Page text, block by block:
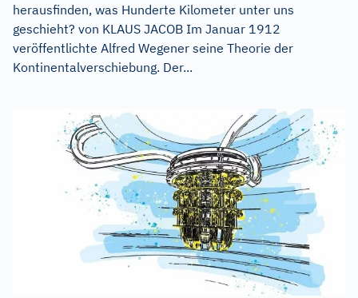
herausfinden, was Hunderte Kilometer unter uns
geschieht? von KLAUS JACOB Im Januar 1912
veröffentlichte Alfred Wegener seine Theorie der
Kontinentalverschiebung. Der...